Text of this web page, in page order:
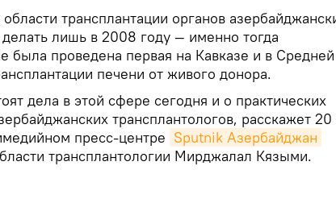
трансплантации органов
лишь в 2008 году — именно тогда
была проведена первая на Кавказе и в
печени от живого донора.
дела в этой сфере сегодня и о практических
трансплантологов, расскажет
пресс-центре Sputnik Азербайджан
трансплантологии Мирджалал Кязыми.